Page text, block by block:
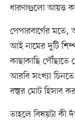
ধারণাগুলো আয়ত্ত
পেপারবার্গের মতে,
আই নামের দুটি
কাছাকাছি পৌঁছাতে
আরবি সংখ্যা
বস্তুর মোট হিসাব
তাহলে বিষয়টা কী